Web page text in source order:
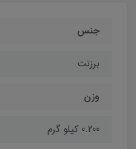
جنس
برزنت
وزن
0.200 کیلو گرم